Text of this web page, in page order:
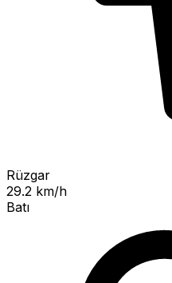
Rüzgar
29.2 km/h
Batı